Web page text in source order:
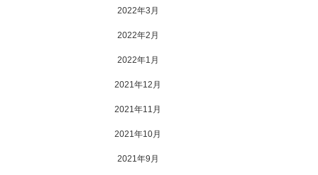
2022年3月
2022年2月
2022年1月
2021年12月
2021年11月
2021年10月
2021年9月